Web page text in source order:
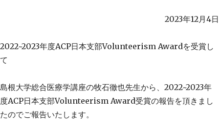
2023年12月4日
2022~2023年度ACP日本支部Volunteerism Awardを受賞し
て
島根大学総合医療学講座の牧石徹也先生から、2022~2023年
度ACP日本支部Volunteerism Award受賞の報告を頂きまし
たのでご報告いたします。